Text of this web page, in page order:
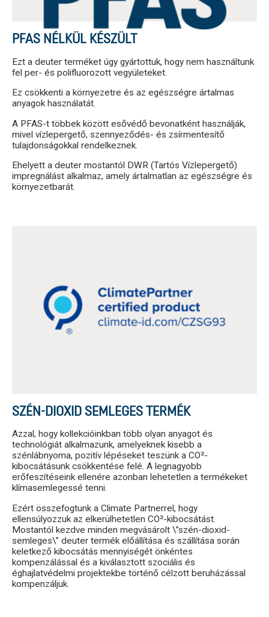
PFAS NÉLKÜL KÉSZÜLT
Ezt a deuter terméket úgy gyártottuk, hogy nem használtunk
fel per- és polifluorozott vegyületeket.
Ez csökkenti a környezetre és az egészségre ártalmas
anyagok használatát.
A PFAS-t többek között esővédő bevonatként használják,
mivel vízlepergető, szennyeződés- és zsírmentesítő
tulajdonságokkal rendelkeznek.
Ehelyett a deuter mostantól DWR (Tartós Vízlepergető)
impregnálást alkalmaz, amely ártalmatlan az egészségre és
környezetbarát.
SZÉN-DIOXID SEMLEGES TERMÉK
Azzal, hogy kollekcióinkban több olyan anyagot és
technológiát alkalmazunk, amelyeknek kisebb a
szénlábnyoma, pozitív lépéseket teszünk a CO²-
kibocsátásunk csökkentése felé. A legnagyobb
erőfeszítéseink ellenére azonban lehetetlen a termékeket
klímasemlegessé tenni.
Ezért összefogtunk a Climate Partnerrel, hogy
ellensúlyozzuk az elkerülhetetlen CO²-kibocsátást.
Mostantól kezdve minden megvásárolt \”szén-dioxid-
semleges\” deuter termék előállítása és szállítása során
keletkező kibocsátás mennyiségét önkéntes
kompenzálással és a kiválasztott szociális és
éghajlatvédelmi projektekbe történő célzott beruházással
kompenzáljuk.